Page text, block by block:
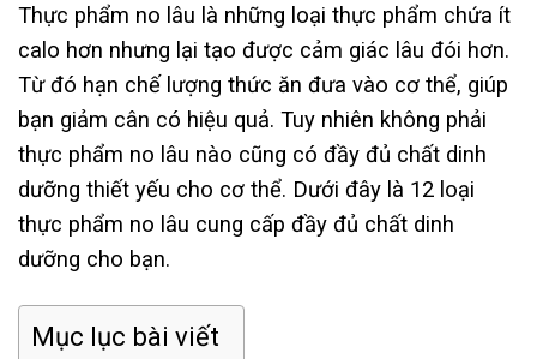
Thực phẩm no lâu là những loại thực phẩm chứa ít
calo hơn nhưng lại tạo được cảm giác lâu đói hơn.
Từ đó hạn chế lượng thức ăn đưa vào cơ thể, giúp
bạn giảm cân có hiệu quả. Tuy nhiên không phải
thực phẩm no lâu nào cũng có đầy đủ chất dinh
dưỡng thiết yếu cho cơ thể. Dưới đây là 12 loại
thực phẩm no lâu cung cấp đầy đủ chất dinh
dưỡng cho bạn.
Mục lục bài viết